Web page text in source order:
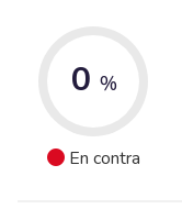
0 %
En contra